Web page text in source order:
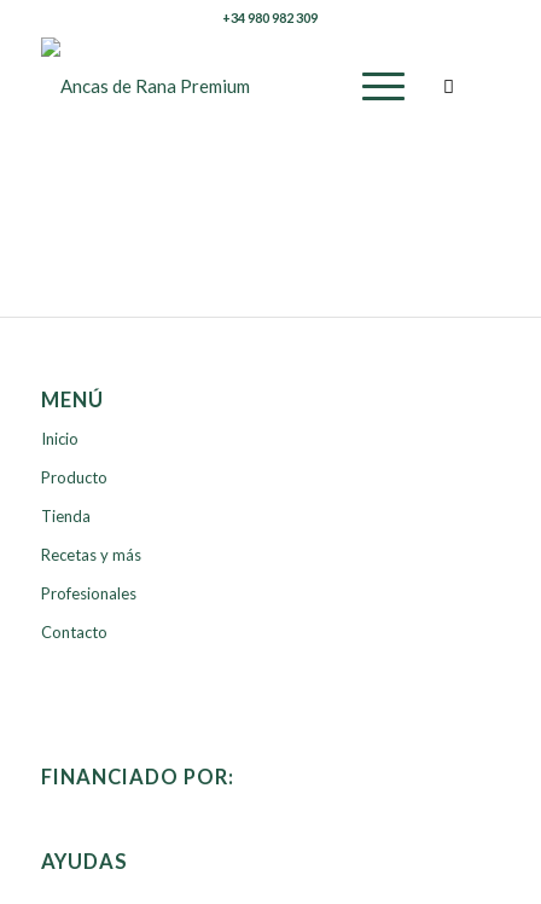
+34 980 982 309
MENÚ
Inicio
Producto
Tienda
Recetas y más
Profesionales
Contacto
FINANCIADO POR:
AYUDAS